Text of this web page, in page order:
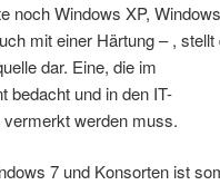
noch Windows XP,
mit einer Härtung – , stellt
dar. Eine, die im
bedacht und in den IT-
werden muss.
7 und Konsorten ist